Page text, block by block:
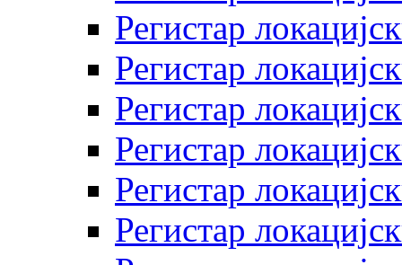
Регистар
Регистар
Регистар
Регистар
Регистар
Регистар